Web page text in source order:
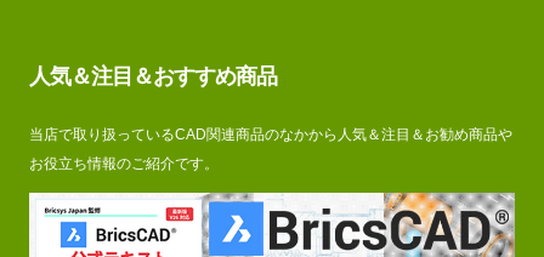
人気＆注目＆おすすめ商品
当店で取り扱っているCAD関連商品のなかから人気＆注目＆お勧め商品や
お役立ち情報のご紹介です。